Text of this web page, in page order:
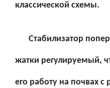
классической схемы.
Стабилизатор
жатки регулируемый,
его работу на почвах с